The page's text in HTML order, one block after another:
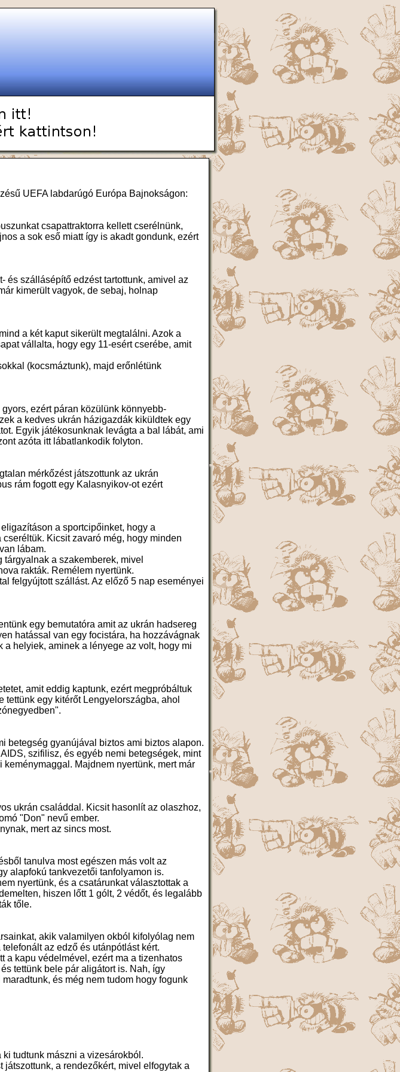
UEFA labdarúgó Európa Bajnokságon:
csapattraktorra kellett cserélnünk,
a sok eső miatt így is akadt gondunk, ezért
és szállásépítő edzést tartottunk, amivel az
kimerült vagyok, de sebaj, holnap
a két kaput sikerült megtalálni. Azok a
vállalta, hogy egy 11-esért cserébe, amit
(kocsmáztunk), majd erőnlétünk
ezért páran közülünk könnyebb-
a kedves ukrán házigazdák kiküldtek egy
Egyik játékosunknak levágta a bal lábát, ami
azóta itt lábatlankodik folyton.
mérkőzést játszottunk az ukrán
rám fogott egy Kalasnyikov-ot ezért
a sportcipőinket, hogy a
Kicsit zavaró még, hogy minden
lábam.
a szakemberek, mivel
rakták. Remélem nyertünk.
felgyújtott szállást. Az előző 5 nap eseményei
egy bemutatóra amit az ukrán hadsereg
hatással van egy focistára, ha hozzávágnak
a helyiek, aminek a lényege az volt, hogy mi
amit eddig kaptunk, ezért megpróbáltuk
tettünk egy kitérőt Lengyelországba, ahol
betegség gyanújával biztos ami biztos alapon.
szifilisz, és egyéb nemi betegségek, mint
Majdnem nyertünk, mert már
ukrán családdal. Kicsit hasonlít az olaszhoz,
"Don" nevű ember.
mert az sincs most.
tanulva most egészen más volt az
alapfokú tankvezetői tanfolyamon is.
nyertünk, és a csatárunkat választottak a
hiszen lőtt 1 gólt, 2 védőt, és legalább
tőle.
akik valamilyen okból kifolyólag nem
az edző és utánpótlást kért.
a kapu védelmével, ezért ma a tizenhatos
tettünk bele pár aligátort is. Nah, így
és még nem tudom hogy fogunk
tudtunk mászni a vizesárokból.
a rendezőkért, mivel elfogytak a